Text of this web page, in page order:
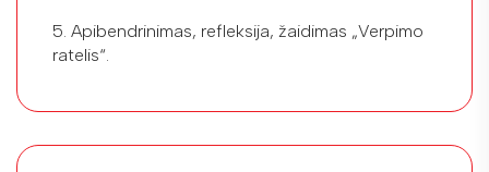
5. Apibendrinimas, refleksija, žaidimas „Verpimo
ratelis“.